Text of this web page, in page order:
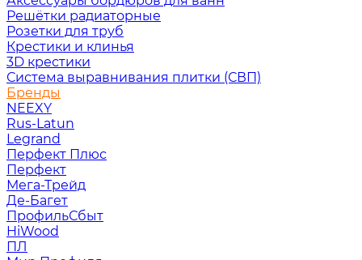
Решётки радиаторные
Розетки для труб
Крестики и клинья
3D крестики
Система выравнивания плитки (СВП)
Бренды
NEEXY
Rus-Latun
Legrand
Перфект Плюс
Перфект
Мега-Трейд
Де-Багет
ПрофильСбыт
HiWood
ПЛ